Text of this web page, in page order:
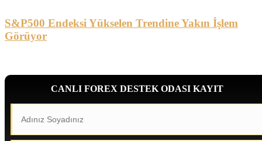
S&P500 Endeksi Yükselen Trendine Yakın İşlem
Görüyor
CANLI FOREX DESTEK ODASI KAYIT